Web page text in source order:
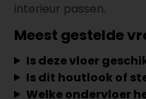
interieur passen.
Meest gestelde
Is deze vloer
Is dit houtlook of
Welke ondervloer